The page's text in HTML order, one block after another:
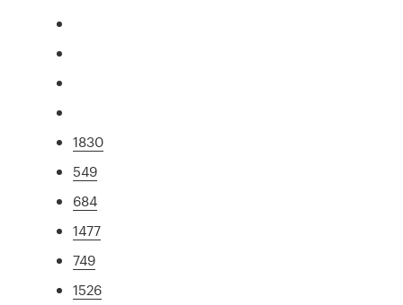
1830
549
684
1477
749
1526